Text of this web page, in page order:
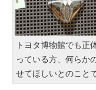
トヨタ博物館でも正
っている方、何らか
せてほしいとのこと